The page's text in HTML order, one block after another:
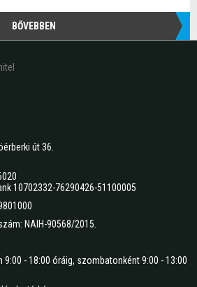
BŐVEBBEN
út 36.
10702332-76290426-51100005
NAIH-90568/2015.
- 18:00 óráig, szombatonként 9:00 - 13:00